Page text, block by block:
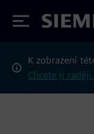
Siemens
K zobrazení
Chcete ji